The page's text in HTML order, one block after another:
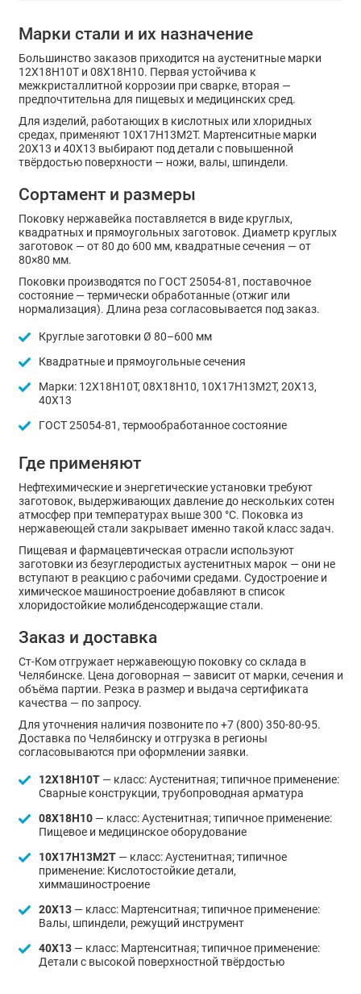
Марки стали и их назначение
Большинство заказов приходится на аустенитные марки
12Х18Н10Т и 08Х18Н10. Первая устойчива к
межкристаллитной коррозии при сварке, вторая —
предпочтительна для пищевых и медицинских сред.
Для изделий, работающих в кислотных или хлоридных
средах, применяют 10Х17Н13М2Т. Мартенситные марки
20Х13 и 40Х13 выбирают под детали с повышенной
твёрдостью поверхности — ножи, валы, шпиндели.
Сортамент и размеры
Поковку нержавейка поставляется в виде круглых,
квадратных и прямоугольных заготовок. Диаметр круглых
заготовок — от 80 до 600 мм, квадратные сечения — от
80×80 мм.
Поковки производятся по ГОСТ 25054-81, поставочное
состояние — термически обработанные (отжиг или
нормализация). Длина реза согласовывается под заказ.
Круглые заготовки Ø 80–600 мм
Квадратные и прямоугольные сечения
Марки: 12Х18Н10Т, 08Х18Н10, 10Х17Н13М2Т, 20Х13,
40Х13
ГОСТ 25054-81, термообработанное состояние
Где применяют
Нефтехимические и энергетические установки требуют
заготовок, выдерживающих давление до нескольких сотен
атмосфер при температурах выше 300 °C. Поковка из
нержавеющей стали закрывает именно такой класс задач.
Пищевая и фармацевтическая отрасли используют
заготовки из безуглеродистых аустенитных марок — они не
вступают в реакцию с рабочими средами. Судостроение и
химическое машиностроение добавляют в список
хлоридостойкие молибденсодержащие стали.
Заказ и доставка
Ст-Ком отгружает нержавеющую поковку со склада в
Челябинске. Цена договорная — зависит от марки, сечения и
объёма партии. Резка в размер и выдача сертификата
качества — по запросу.
Для уточнения наличия позвоните по +7 (800) 350-80-95.
Доставка по Челябинску и отгрузка в регионы
согласовываются при оформлении заявки.
12Х18Н10Т— класс: Аустенитная; типичное применение:
Сварные конструкции, трубопроводная арматура
08Х18Н10— класс: Аустенитная; типичное применение:
Пищевое и медицинское оборудование
10Х17Н13М2Т— класс: Аустенитная; типичное
применение: Кислотостойкие детали,
химмашиностроение
20Х13— класс: Мартенситная; типичное применение:
Валы, шпиндели, режущий инструмент
40Х13— класс: Мартенситная; типичное применение:
Детали с высокой поверхностной твёрдостью